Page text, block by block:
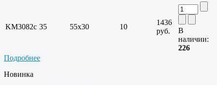
KM3082c 35 55х30 10
1436
руб.
В
наличии:
226
Подробнее
Новинка